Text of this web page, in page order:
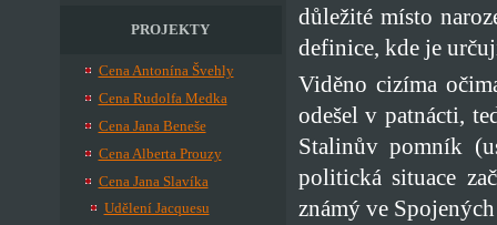
PROJEKTY
Cena Antonína Švehly
Cena Rudolfa Medka
Cena Jana Beneše
Cena Alberta Prouzy
Cena Jana Slavíka
Udělení Jacquesu
důležité místo
definice, kde je
Viděno cizíma
odešel v patnácti,
Stalinův pomník
politická situace
známý ve